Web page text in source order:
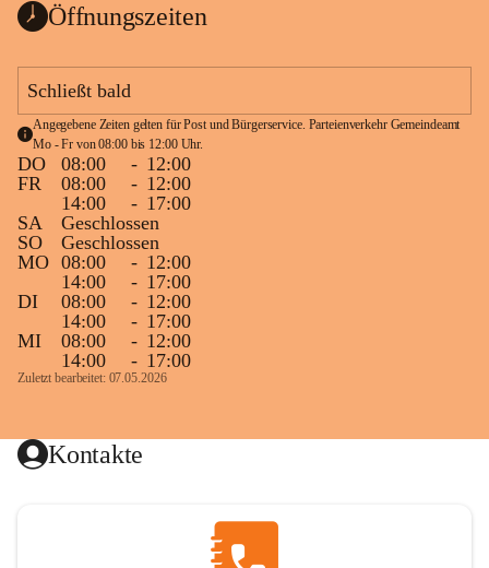
Öffnungszeiten
Schließt bald
Angegebene Zeiten gelten für Post und Bürgerservice. Parteienverkehr Gemeindeamt
Mo - Fr von 08:00 bis 12:00 Uhr.
DO 08:00 - 12:00
FR
08:00 - 12:00
14:00
- 17:00
SA
Geschlossen
SO
Geschlossen
MO 08:00 - 12:00
14:00
- 17:00
DI
08:00 - 12:00
14:00
- 17:00
MI
08:00 - 12:00
14:00
- 17:00
Zuletzt bearbeitet: 07.05.2026
Kontakte